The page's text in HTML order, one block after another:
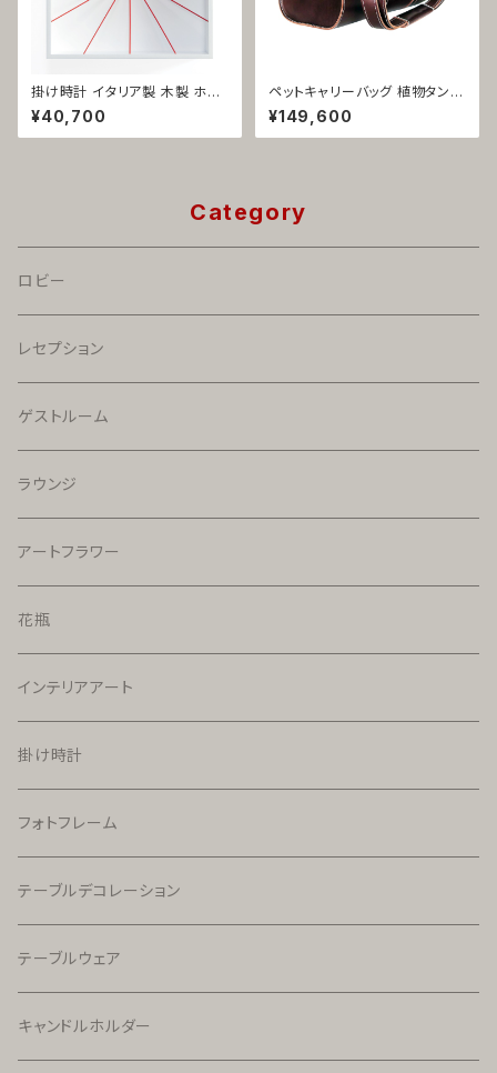
掛け時計 イタリア製 木製 ホワ
イト系 プロスペッティーボ 139
8
¥40,700
ペットキャリーバッグ 植物タンニ
ン鞣し革 イタリア製 ブラウン 携
帯用 旅行用 1425
¥149,600
Category
ロビー
レセプション
ゲストルーム
ラウンジ
アートフラワー
花瓶
インテリアアート
掛け時計
フォトフレーム
テーブルデコレーション
テーブルウェア
キャンドルホルダー